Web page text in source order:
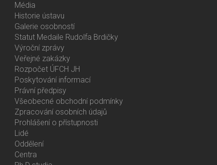
Média
Historie ústavu
Galerie osobností
Statut Medaile Rudolfa Brdičky
Bottom
Menu
About
Us
Výroční zprávy
Veřejné zakázky
Rozpočet ÚFCH JH
Poskytování informací
Právní předpisy
Všeobecné obchodní podmínky
Zpracování osobních údajů
Prohlášení o přístupnosti
Bottom
Menu
Lidé
Oddělení
Centra